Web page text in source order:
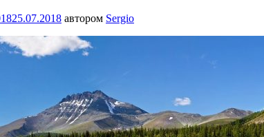
25.07.2018 автором Sergio